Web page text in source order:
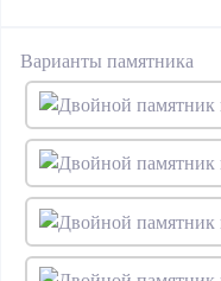
Варианты памятника